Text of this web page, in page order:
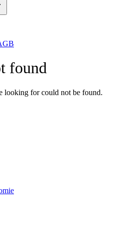
found
looking for could not be found.